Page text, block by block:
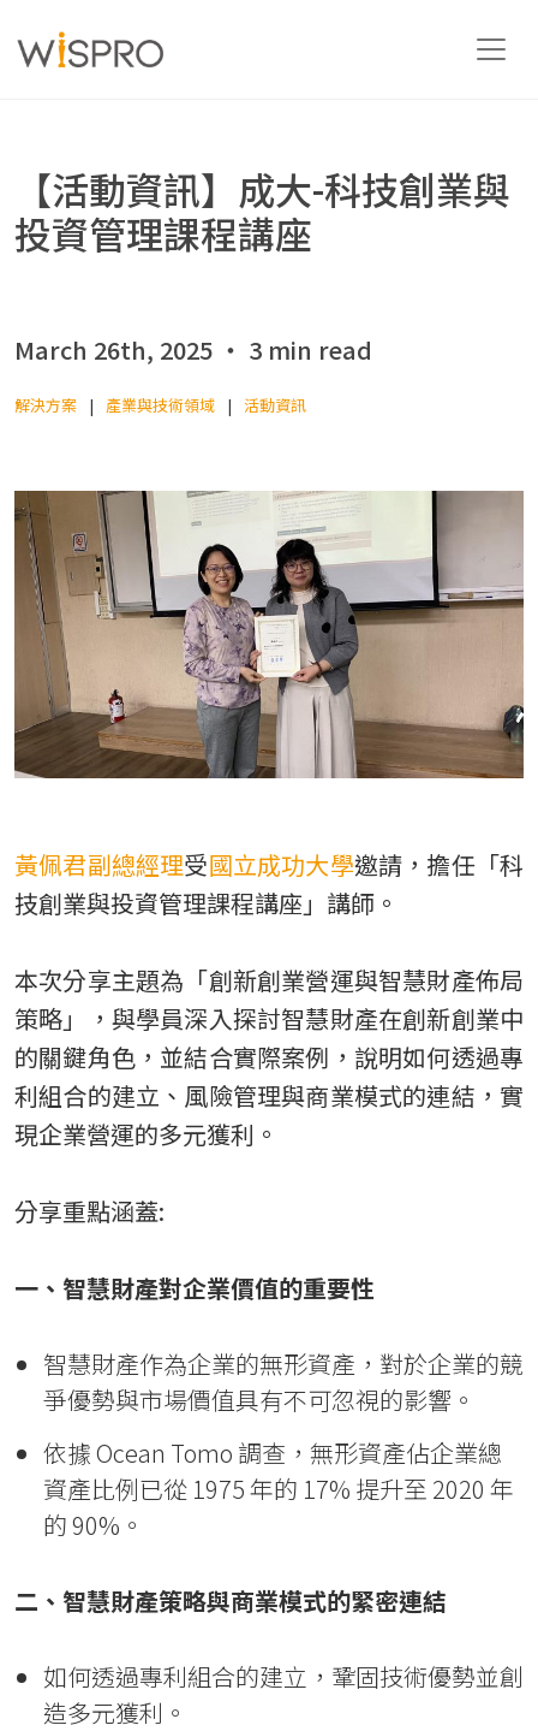
解決方案
關於
TW
聯絡我們
【活動資訊】成大-科技創業與
投資管理課程講座
March 26th, 2025 ‧ 3 min read
解決方案 產業與技術領域 活動資訊
黃佩君副總經理受國立成功大學邀請，擔任「科
技創業與投資管理課程講座」講師。
本次分享主題為「創新創業營運與智慧財產佈局
策略」，與學員深入探討智慧財產在創新創業中
的關鍵角色，並結合實際案例，說明如何透過專
利組合的建立、風險管理與商業模式的連結，實
現企業營運的多元獲利。
分享重點涵蓋:
一、智慧財產對企業價值的重要性
智慧財產作為企業的無形資產，對於企業的競
爭優勢與市場價值具有不可忽視的影響。
依據 Ocean Tomo 調查，無形資產佔企業總
資產比例已從 1975 年的 17% 提升至 2020 年
的 90%。
二、智慧財產策略與商業模式的緊密連結
如何透過專利組合的建立，鞏固技術優勢並創
造多元獲利。